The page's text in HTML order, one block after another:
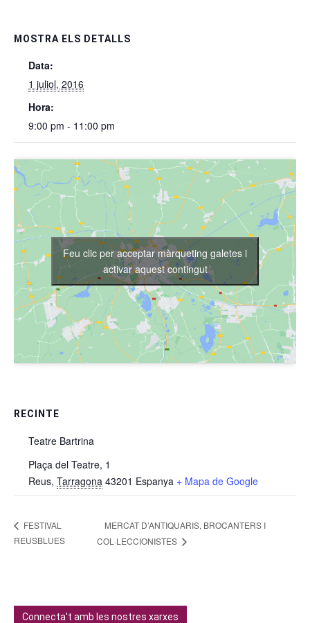
MOSTRA ELS DETALLS
Data:
1 juliol, 2016
Hora:
9:00 pm - 11:00 pm
RECINTE
Teatre Bartrina
Plaça del Teatre, 1
Reus, Tarragona 43201 Espanya + Mapa de Google
Feu clic per acceptar màrqueting galetes i
activar aquest contingut
FESTIVAL
REUSBLUES
MERCAT D’ANTIQUARIS, BROCANTERS I
COL·LECCIONISTES
Connecta't amb les nostres xarxes